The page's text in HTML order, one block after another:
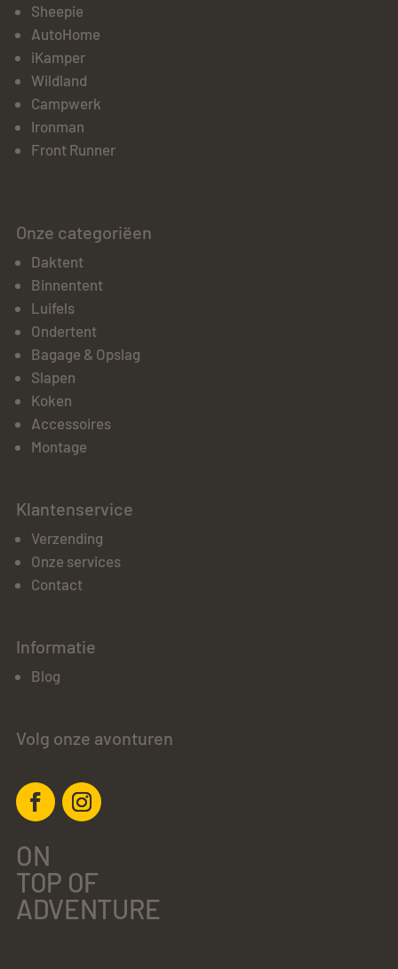
Sheepie
AutoHome
iKamper
Wildland
Campwerk
Ironman
Front Runner
Onze categoriëen
Daktent
Binnentent
Luifels
Ondertent
Bagage & Opslag
Slapen
Koken
Accessoires
Montage
Klantenservice
Verzending
Onze services
Contact
Informatie
Blog
Volg onze avonturen
ON
TOP OF
ADVENTURE